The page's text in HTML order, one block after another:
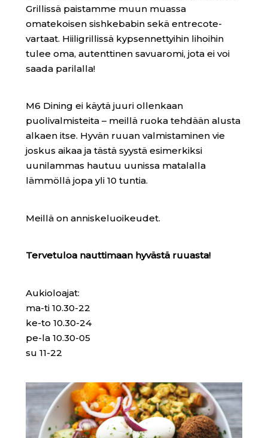
Grillissä paistamme muun muassa
omatekoisen sishkebabin sekä entrecote-
vartaat. Hiiligrillissä kypsennettyihin lihoihin
tulee oma, autenttinen savuaromi, jota ei voi
saada parilalla!
M6 Dining ei käytä juuri ollenkaan
puolivalmisteita – meillä ruoka tehdään alusta
alkaen itse. Hyvän ruuan valmistaminen vie
joskus aikaa ja tästä syystä esimerkiksi
uunilammas hautuu uunissa matalalla
lämmöllä jopa yli 10 tuntia.
Meillä on anniskeluoikeudet.
Tervetuloa nauttimaan hyvästä ruuasta!
Aukioloajat:
ma-ti 10.30-22
ke-to 10.30-24
pe-la 10.30-05
su 11-22